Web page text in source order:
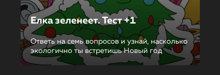
Елка зеленеет. Тест +1
Ответь на семь вопросов и узнай, насколько
экологично ты встретишь Новый год